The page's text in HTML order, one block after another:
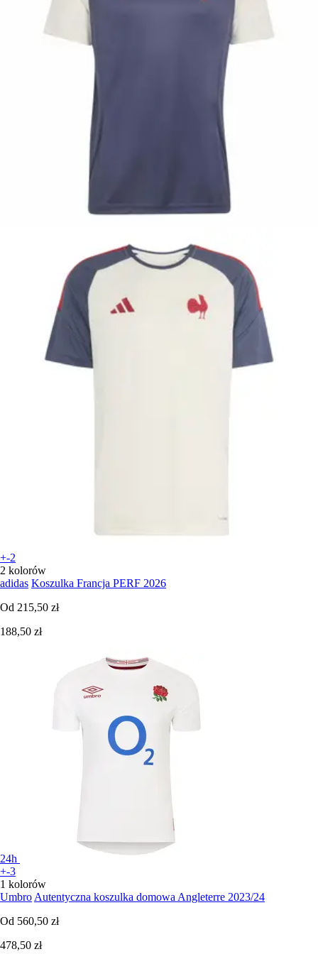
+-2
2 kolorów
adidas Koszulka Francja PERF 2026
Od 215,50 zł
188,50 zł
24h
+-3
1 kolorów
Umbro Autentyczna koszulka domowa Angleterre 2023/24
Od 560,50 zł
478,50 zł